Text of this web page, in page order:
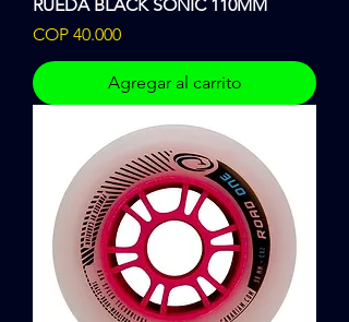
RUEDA BLACK SONIC 110MM
Precio
COP 40.000
Agregar al carrito